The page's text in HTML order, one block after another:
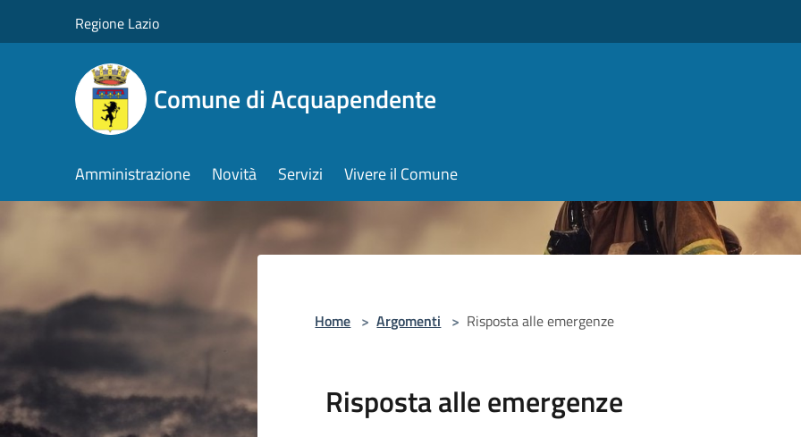
Regione Lazio
Comune di Acquapendente
Amministrazione Novità Servizi Vivere il Comune
Home > Argomenti > Risposta alle emergenze
Risposta alle emergenze